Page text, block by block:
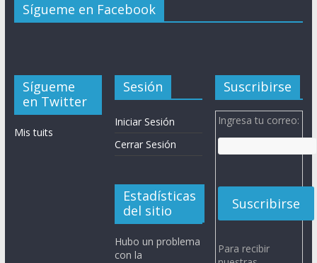
Sígueme en Facebook
Sígueme
en Twitter
Mis tuits
Sesión
Iniciar Sesión
Cerrar Sesión
Estadísticas
del sitio
Hubo un problema
con la
Suscribirse
Ingresa tu correo:
Para recibir